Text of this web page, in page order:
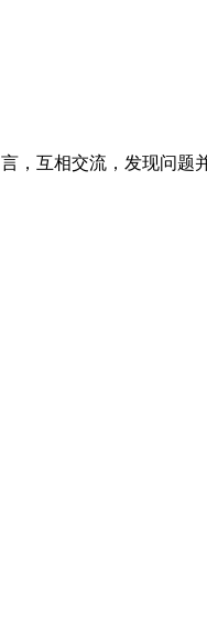
，互相交流，发现问题